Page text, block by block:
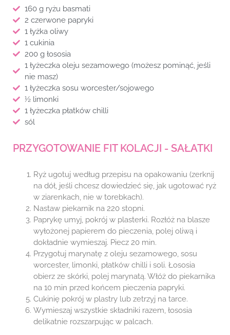
160 g ryżu basmati
2 czerwone papryki
1 łyżka oliwy
1 cukinia
200 g łososia
1 łyżeczka oleju sezamowego (możesz pominąć, jeśli
nie masz)
1 łyżeczka sosu worcester/sojowego
½ limonki
1 łyżeczka płatków chilli
sól
PRZYGOTOWANIE FIT KOLACJI - SAŁATKI
Ryż ugotuj według przepisu na opakowaniu (zerknij
na dół, jeśli chcesz dowiedzieć się, jak ugotować ryż
w ziarenkach, nie w torebkach).
Nastaw piekarnik na 220 stopni.
Paprykę umyj, pokrój w plasterki. Rozłóż na blasze
wyłożonej papierem do pieczenia, polej oliwą i
dokładnie wymieszaj. Piecz 20 min.
Przygotuj marynatę z oleju sezamowego, sosu
worcester, limonki, płatków chilli i soli. Łososia
obierz ze skórki, polej marynatą. Włóż do piekarnika
na 10 min przed końcem pieczenia papryki.
Cukinię pokrój w plastry lub zetrzyj na tarce.
Wymieszaj wszystkie składniki razem, łososia
delikatnie rozszarpując w palcach.